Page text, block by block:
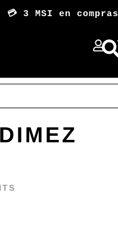
3 MSI en